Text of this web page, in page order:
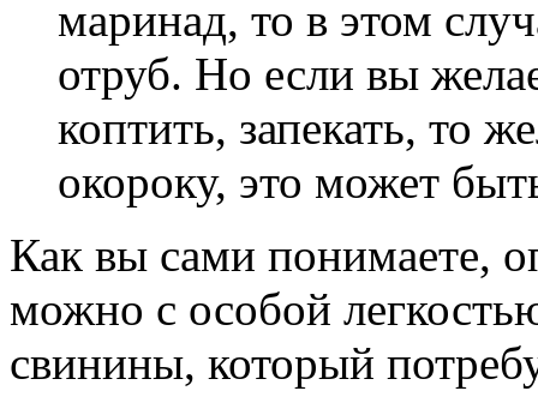
маринад, то в этом
отруб. Но если вы
коптить, запекать, то
окороку, это может
Как вы сами понимаете,
можно с особой
свинины, который